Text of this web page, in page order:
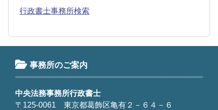
行政書士事務所検索
事務所のご案内
中央法務事務所行政書士
〒125-0061 東京都葛飾区亀有２－６４－６